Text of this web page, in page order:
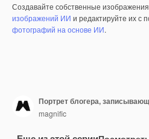
Создавайте собственные
изображений ИИ и редактируйте их с
фотографий на основе ИИ.
Портрет блогера,
magnific